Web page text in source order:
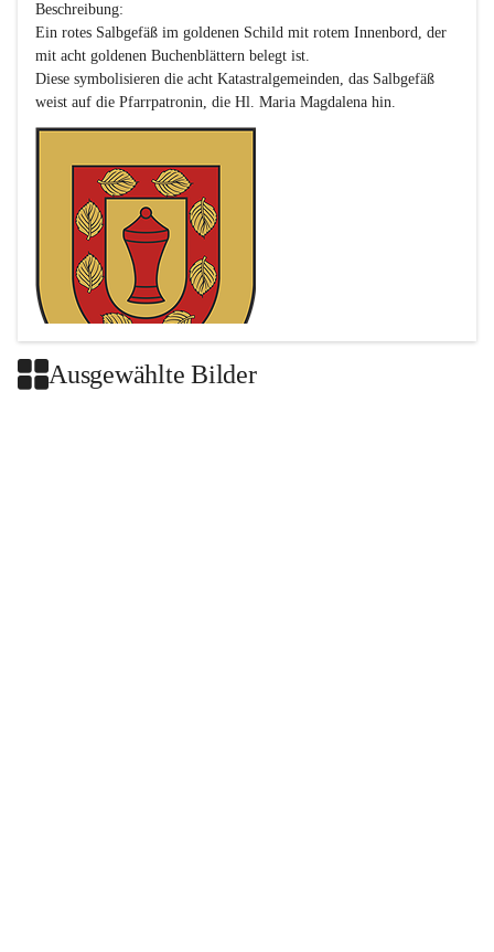
Beschreibung:
Ein rotes Salbgefäß im goldenen Schild mit rotem Innenbord, der
mit acht goldenen Buchenblättern belegt ist.
Diese symbolisieren die acht Katastralgemeinden, das Salbgefäß
Ausgewählte Bilder